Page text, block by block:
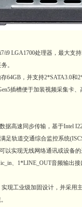
i9 LGA1700处理器，最大支
。
，并支持2*SATA3.0和
插槽便于加装视频采集卡
高速同步传输，基于Intel
轨道交通综合监控系统
以实现无线网络通讯或设备
、1*LINE_OUT音频输出接
现工业级加固设计，并采用